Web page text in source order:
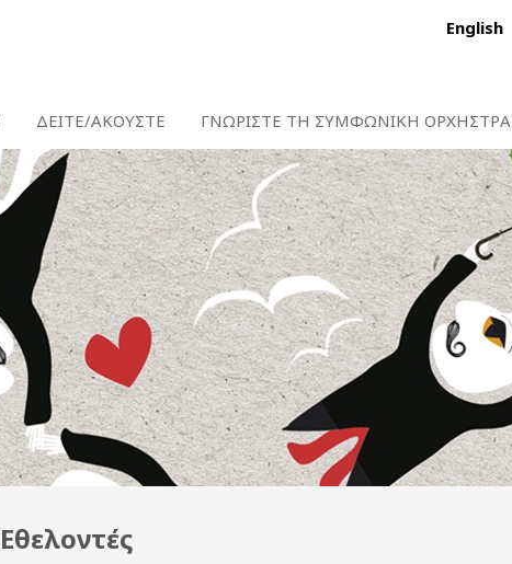
English
ΔΕΙΤΕ/ΑΚΟΥΣΤΕ ΓΝΩΡΙΣΤΕ ΤΗ ΣΥΜΦΩΝΙΚΗ ΟΡΧΗΣΤΡΑ
Εθελοντές